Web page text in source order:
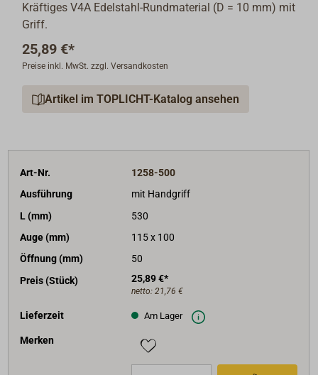
Kräftiges V4A Edelstahl-Rundmaterial (D = 10 mm) mit
Griff.
25,89 €*
Preise inkl. MwSt. zzgl. Versandkosten
Artikel im TOPLICHT-Katalog ansehen
Art-Nr.
1258-500
Ausführung
mit Handgriff
L (mm)
530
Auge (mm)
115 x 100
Öffnung (mm)
50
Preis (Stück)
25,89 €*
netto: 21,76 €
Lieferzeit Am Lager
Merken